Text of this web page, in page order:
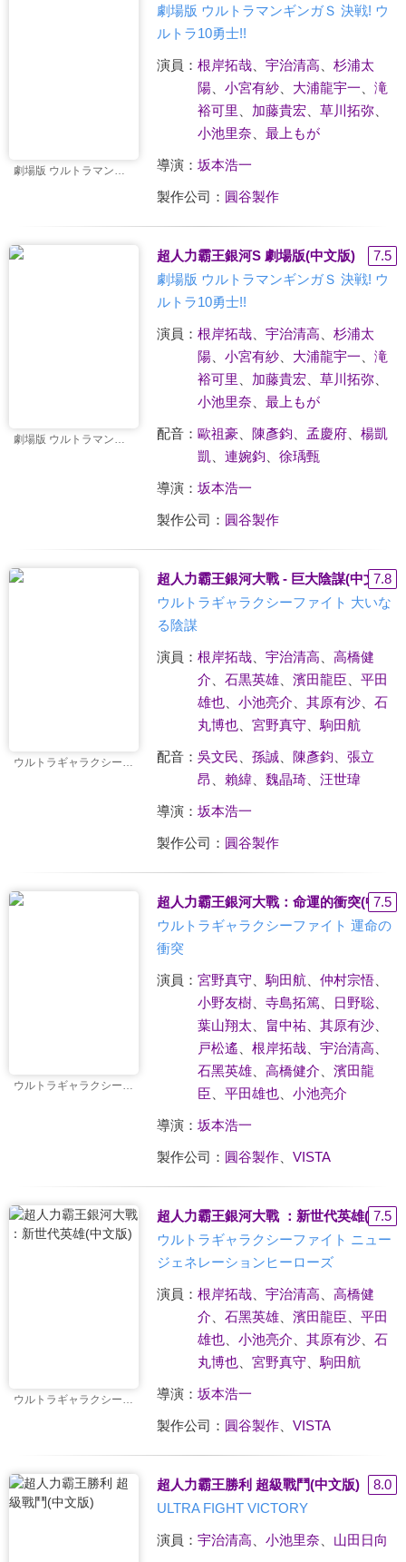
劇場版 ウルトラマンギンガＳ 決戦! ウ
ルトラ10勇士!!
演員： 根岸拓哉、 宇治清高
杉浦太
陽、 小宮有紗、 大浦龍宇一
滝
裕可里
加藤貴宏 草川拓弥、
小池里奈
最上もが
導演： 坂本浩一
製作公司： 圓谷製作
超人力霸王銀河S 劇場版(中文版)
7.5
劇場版 ウルトラマンギンガＳ 決戦! ウ
ルトラ10勇士!!
演員： 根岸拓哉、 宇治清高
杉浦太
陽、 小宮有紗、 大浦龍宇一
滝
裕可里
加藤貴宏 草川拓弥、
小池里奈
最上もが
配音： 歐祖豪 陳彥鈞 孟慶府、 楊凱
凱
連婉鈞 徐瑀甄
導演： 坂本浩一
製作公司： 圓谷製作
超人力霸王銀河大戰 - 巨大陰謀(中文版)
7.8
ウルトラギャラクシーファイト 大いな
る陰謀
演員： 根岸拓哉、 宇治清高
高橋健
介
石黒英雄、 濱田龍臣
平田
雄也、 小池亮介 其原有沙、 石
丸博也、 宮野真守 駒田航
配音： 吳文民 孫誠、 陳彥鈞
張立
昂
賴緯、 魏晶琦、 汪世瑋
導演： 坂本浩一
製作公司： 圓谷製作
超人力霸王銀河大戰：命運的衝突(中文
7.5
ウルトラギャラクシーファイト 運命の
衝突
演員： 宮野真守 駒田航 仲村宗悟、
小野友樹、 寺島拓篤 日野聡
葉山翔太
畠中祐、 其原有沙、
戸松遙
根岸拓哉、 宇治清高
石黑英雄、 高橋健介
濱田龍
臣
平田雄也、 小池亮介
導演： 坂本浩一
製作公司： 圓谷製作、 VISTA
超人力霸王銀河大戰 ：新世代英雄(中文
7.5
ウルトラギャラクシーファイト ニュー
ジェネレーションヒーローズ
演員： 根岸拓哉、 宇治清高
高橋健
介
石黑英雄、 濱田龍臣
平田
雄也、 小池亮介 其原有沙、 石
丸博也、 宮野真守 駒田航
導演： 坂本浩一
製作公司： 圓谷製作、 VISTA
超人力霸王勝利 超級戰鬥(中文版)
8.0
ULTRA FIGHT VICTORY
演員： 宇治清高 小池里奈 山田日向